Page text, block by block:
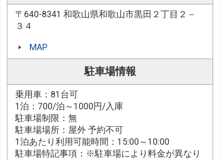
〒640-8341 和歌山県和歌山市黒田２丁目２－
３４
MAP
駐車場情報
乗用車：81台可
1泊：700/泊～1000円/入庫
駐車場制限：無
駐車場場所：屋外 予約不可
1泊あたり利用可能時間：15:00～10:00
駐車場特記事項：※駐車場により料金が異なり